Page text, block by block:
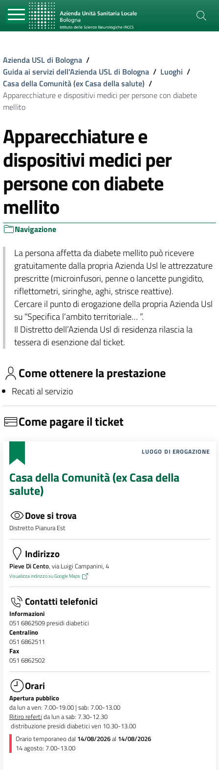
Azienda USL di Bologna /
Guida ai servizi dell'Azienda USL di Bologna / Luoghi /
Casa della Comunità (ex Casa della salute) /
Apparecchiature e dispositivi medici per persone con diabete
mellito
Apparecchiature e
dispositivi medici per
persone con diabete
mellito
Navigazione
La persona affetta da diabete mellito può ricevere
gratuitamente dalla propria Azienda Usl le attrezzature
prescritte (microinfusori, penne o lancette pungidito,
riflettometri, siringhe, aghi, strisce reattive).
Cercare il punto di erogazione della propria Azienda Usl
su “Specifica l’ambito territoriale… ”.
Il Distretto dell’Azienda Usl di residenza rilascia la
tessera di esenzione dal ticket.
Come ottenere la prestazione
Recati al servizio
Come pagare il ticket
LUOGO DI EROGAZIONE
Casa della Comunità (ex Casa della
salute)
Dove si trova
Distretto Pianura Est
Indirizzo
Pieve Di Cento, via Luigi Campanini, 4
Visualizza indirizzo su Google Maps
Contatti telefonici
Informazioni
051 6862509 presidi diabetici
Centralino
051 6862511
Fax
051 6862502
Orari
Apertura pubblico
da lun a ven: 7.00-19.00 | sab: 7.00-13.00
Ritiro referti da lun a sab: 7.30-12.30
distribuzione presidi diabetici ven 10.30-13.00
Orario temporaneo dal 14/08/2026al 14/08/2026
14 agosto: 7.00-13.00